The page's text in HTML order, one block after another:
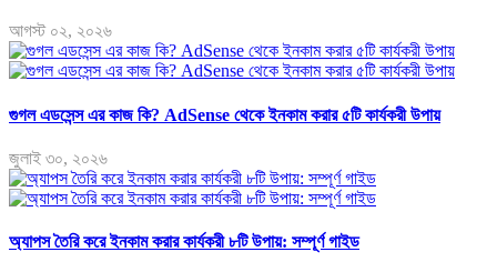
আগস্ট ০২, ২০২৬
গুগল এডসেন্স এর কাজ কি? AdSense থেকে ইনকাম করার ৫টি কার্যকরী উপায়
জুলাই ৩০, ২০২৬
অ্যাপস তৈরি করে ইনকাম করার কার্যকরী ৮টি উপায়: সম্পূর্ণ গাইড